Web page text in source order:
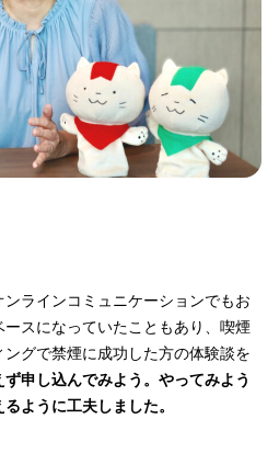
ラインコミュニケーションでもお
スになっていたこともあり、喫煙
グで禁煙に成功した方の体験談を
ず申し込んでみよう。やってみよう
ように工夫しました。